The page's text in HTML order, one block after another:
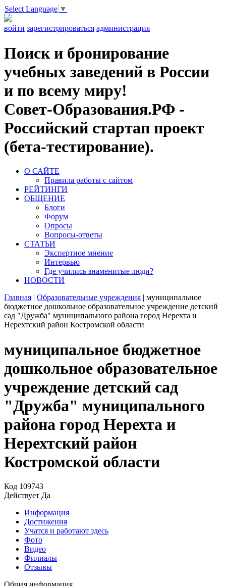
Select Language ▼
войти зарегистрироваться администрация
Поиск и бронирование
учебных заведений в России
и по всему миру!
Совет-Образования.РФ -
Российский стартап проект
(бета-тестирование).
О САЙТЕ
Правила работы с сайтом
РЕЙТИНГИ
ОБЩЕНИЕ
Блоги
Форум
Опросы
Вопросы-ответы
СТАТЬИ
Экспертное мнение
Интервью
Где учились знаменитые люди?
НОВОСТИ
Главная | Образовательные учреждения | муниципальное
бюджетное дошкольное образовательное учреждение детский
сад "Дружба" муниципального района город Нерехта и
Нерехтский район Костромской области
муниципальное бюджетное
дошкольное образовательное
учреждение детский сад
"Дружба" муниципального
района город Нерехта и
Нерехтский район
Костромской области
Код 109743
Действует Да
Информация
Достижения
Учатся и работают здесь
Фото
Видео
Филиалы
Отзывы
Общая информация